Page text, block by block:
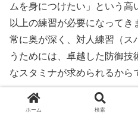
ムを身につけたい」という高
以上の練習が必要になって
常に奥が深く、対人練習（ス
うためには、卓越した防御
なスタミナが求められるから
プロの選手や本格的なアマチ
ホーム 検索